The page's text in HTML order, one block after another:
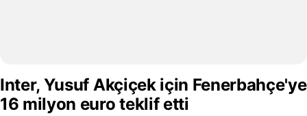
Inter, Yusuf Akçiçek için Fenerbahçe'ye
16 milyon euro teklif etti